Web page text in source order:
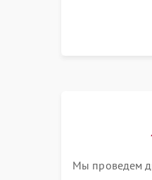
Мы проведем